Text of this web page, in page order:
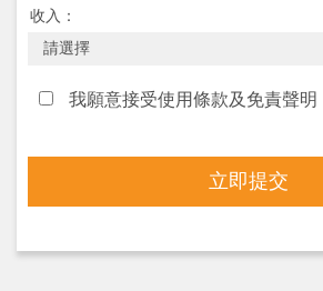
收入：
我願意接受使用條款及免責聲明